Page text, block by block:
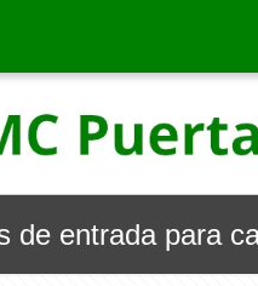
de entrada para